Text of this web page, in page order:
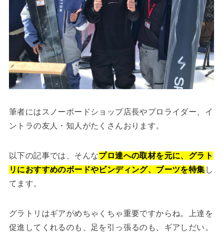
筆者にはスノーボードショップ店長やプロライダー、イ
ントラの友人・知人がたくさんおります。
以下の記事では、そんなプロ達への取材を元に、グラト
リにおすすめのボードやビンディング、ブーツを特集 し
てます。
グラトリはギアがめちゃくちゃ重要ですからね。上達を
促進してくれるのも、足を引っ張るのも、ギアしだい。